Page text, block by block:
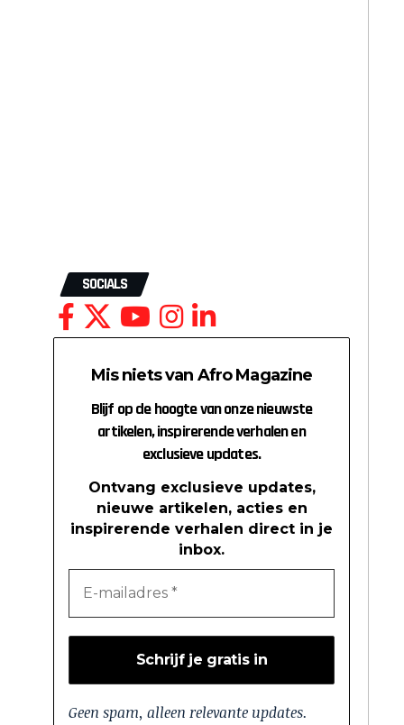
SOCIALS
Mis niets van Afro Magazine
Blijf op de hoogte van onze nieuwste
artikelen, inspirerende verhalen en
exclusieve updates.
Ontvang exclusieve updates,
nieuwe artikelen, acties en
inspirerende verhalen direct in je
inbox.
Geen spam, alleen relevante updates.